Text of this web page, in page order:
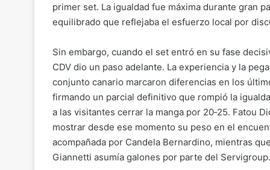
primer set. La igualdad fue máxima durante gran
equilibrado que reflejaba el esfuerzo local por
Sin embargo, cuando el set entró en su fase
CDV dio un paso adelante. La experiencia y la
conjunto canario marcaron diferencias en los
firmando un parcial definitivo que rompió la
a las visitantes cerrar la manga por 20‑25. Fatou
mostrar desde ese momento su peso en el
acompañada por Candela Bernardino, mientras
Giannetti asumía galones por parte del Servigroup.